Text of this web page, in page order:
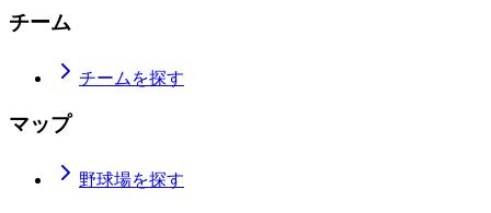
チーム
チームを探す
マップ
野球場を探す